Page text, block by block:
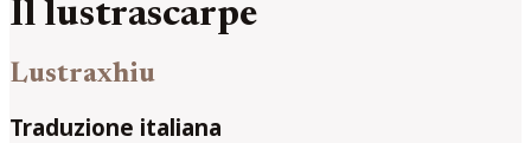
Il lustrascarpe
Lustraxhiu
Traduzione italiana